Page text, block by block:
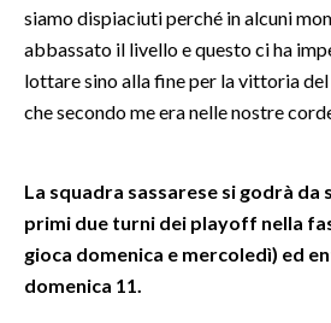
GOSSIP
SALUTE
SARDI NEL MONDO
EVENTI
siamo dispiaciuti perché in alcuni
abbassato il livello e questo ci ha
lottare sino alla fine per la vittoria
che secondo me era nelle nostre
La squadra sassarese si godrà
primi due turni dei playoff nella
gioca domenica e mercoledì) ed
domenica 11.